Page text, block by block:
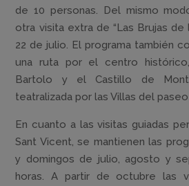
de 10 personas. Del mismo
otra visita extra de “Las Brujas de
22 de julio. El programa también
una ruta por el centro
Bartolo y el Castillo de
teatralizada por las Villas del
En cuanto a las visitas guiadas
Sant Vicent, se mantienen las
y domingos de julio, agosto y
horas. A partir de octubre las